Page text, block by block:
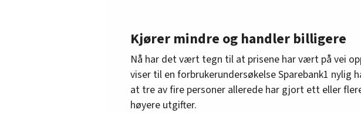
Kjører mindre og handler billigere
Nå har det vært tegn til at prisene har vært på vei
viser til en forbrukerundersøkelse Sparebank1 nylig
at tre av fire personer allerede har gjort ett eller
høyere utgifter.